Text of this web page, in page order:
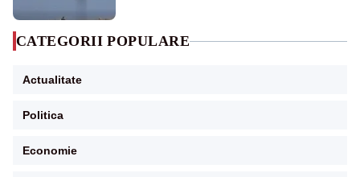
CATEGORII POPULARE
Actualitate
Politica
Economie